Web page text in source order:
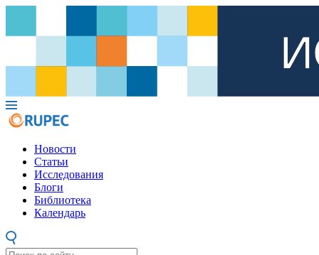
Новости
Статьи
Исследования
Блоги
Библиотека
Календарь